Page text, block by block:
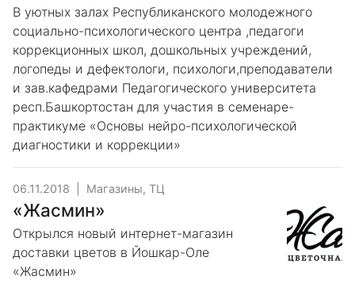
В уютных залах Республиканского молодежного
социально-психологического центра ,педагоги
коррекционных школ, дошкольных учреждений,
логопеды и дефектологи, психологи,преподаватели
и зав.кафедрами Педагогического университета
респ.Башкортостан для участия в семенаре-
практикуме «Основы нейро-психологической
диагностики и коррекции»
06.11.2018 Магазины, ТЦ
«Жасмин»
Открылся новый интернет-магазин
доставки цветов в Йошкар-Оле
«Жасмин»